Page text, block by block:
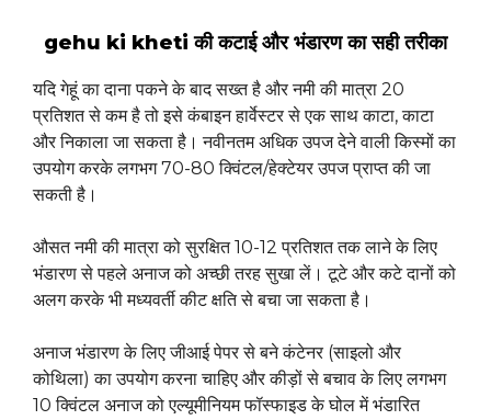
gehu ki kheti की कटाई और भंडारण का सही तरीका
यदि गेहूं का दाना पकने के बाद सख्त है और नमी की मात्रा 20
प्रतिशत से कम है तो इसे कंबाइन हार्वेस्टर से एक साथ काटा, काटा
और निकाला जा सकता है। नवीनतम अधिक उपज देने वाली किस्मों का
उपयोग करके लगभग 70-80 क्विंटल/हेक्टेयर उपज प्राप्त की जा
सकती है।
औसत नमी की मात्रा को सुरक्षित 10-12 प्रतिशत तक लाने के लिए
भंडारण से पहले अनाज को अच्छी तरह सुखा लें। टूटे और कटे दानों को
अलग करके भी मध्यवर्ती कीट क्षति से बचा जा सकता है।
अनाज भंडारण के लिए जीआई पेपर से बने कंटेनर (साइलो और
कोथिला) का उपयोग करना चाहिए और कीड़ों से बचाव के लिए लगभग
10 क्विंटल अनाज को एल्यूमीनियम फॉस्फाइड के घोल में भंडारित